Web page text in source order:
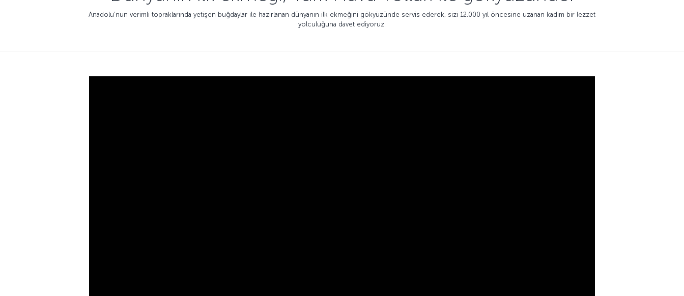
Anadolu’nun verimli topraklarında yetişen buğdaylar ile hazırlanan dünyanın ilk ekmeğini gökyüzünde servis ederek, sizi 12.000 yıl öncesine uzanan kadim bir lezzet
yolculuğuna davet ediyoruz.